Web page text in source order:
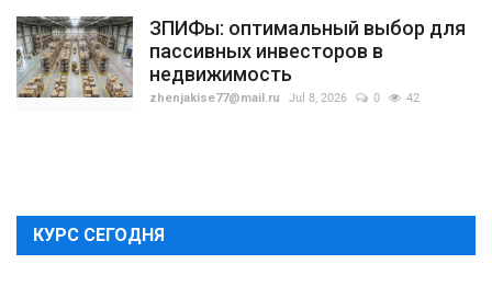
ЗПИФы: оптимальный выбор для
пассивных инвесторов в
недвижимость
zhenjakise77@mail.ru Jul 8, 2026 0 42
КУРС СЕГОДНЯ